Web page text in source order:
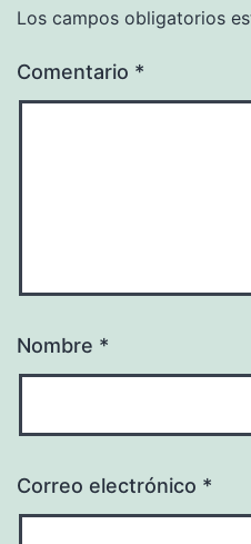
Los campos obligatorios
Comentario *
Nombre *
Correo electrónico *